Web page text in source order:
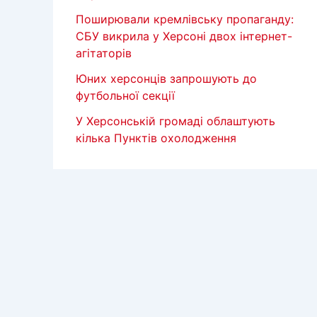
Поширювали кремлівську пропаганду:
СБУ викрила у Херсоні двох інтернет-
агітаторів
Юних херсонців запрошують до
футбольної секції
У Херсонській громаді облаштують
кілька Пунктів охолодження